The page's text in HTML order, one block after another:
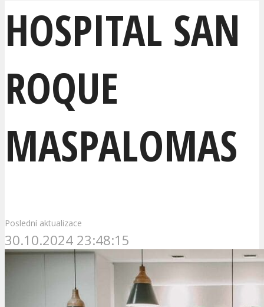
HOSPITAL SAN
ROQUE
MASPALOMAS
Poslední aktualizace
30.10.2024 23:48:15